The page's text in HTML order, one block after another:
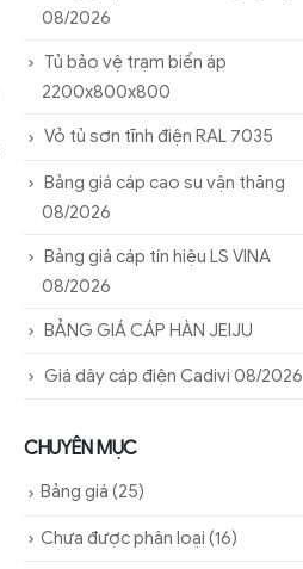
08/2026
Tủ bảo vệ trạm biến áp
2200x800x800
Vỏ tủ sơn tĩnh điện RAL 7035
Bảng giá cáp cao su vận thăng
08/2026
Bảng giá cáp tín hiệu LS VINA
08/2026
BẢNG GIÁ CÁP HÀN JEIJU
Giá dây cáp điện Cadivi 08/2026
CHUYÊN MỤC
Bảng giá (25)
Chưa được phân loại (16)